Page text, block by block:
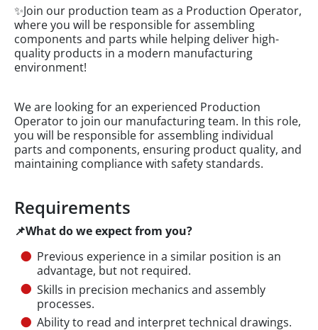
✨Join our production team as a Production Operator,
where you will be responsible for assembling
components and parts while helping deliver high-
quality products in a modern manufacturing
environment!
We are looking for an experienced Production
Operator to join our manufacturing team. In this role,
you will be responsible for assembling individual
parts and components, ensuring product quality, and
maintaining compliance with safety standards.
Requirements
📌What do we expect from you?
Previous experience in a similar position is an
advantage, but not required.
Skills in precision mechanics and assembly
processes.
Ability to read and interpret technical drawings.